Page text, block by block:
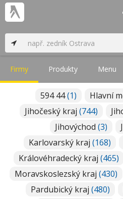
Firmy Produkty Menu
594 44(1) Hlavní
Jihočeský kraj (744)
Jihovýchod (3)
Karlovarský kraj (168)
Královéhradecký kraj (465)
Moravskoslezský kraj (430)
Pardubický kraj (480)